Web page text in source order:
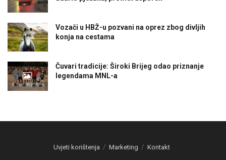
Vozači u HBŽ-u pozvani na oprez zbog divljih
konja na cestama
Čuvari tradicije: Široki Brijeg odao priznanje
legendama MNL-a
Uvjeti korištenja Marketing Kontakt